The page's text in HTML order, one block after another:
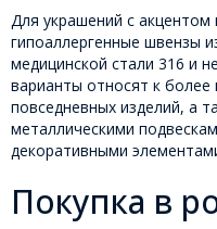
Для украшений с
гипоаллергенные швензы
медицинской стали 316 и
варианты относят к более
повседневных изделий, а
металлическими
декоративными
Покупка в